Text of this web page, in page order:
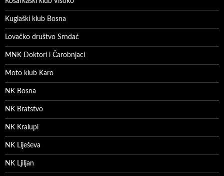
Kuglaški klub Bosna
Lovačko društvo Srndać
MNK Doktori i Čarobnjaci
Moto klub Karo
NK Bosna
NK Bratstvo
NK Kralupi
NK Liješeva
NK Ljiljan